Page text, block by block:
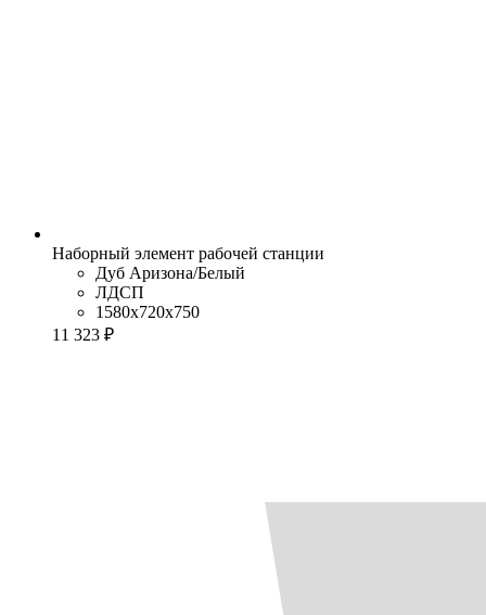
Наборный элемент рабочей станции
Дуб Аризона/Белый
ЛДСП
1580x720x750
11 323 ₽